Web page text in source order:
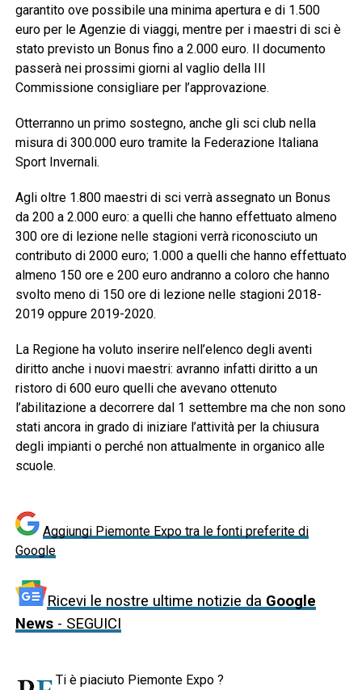
garantito ove possibile una minima apertura e di 1.500
euro per le Agenzie di viaggi, mentre per i maestri di sci è
stato previsto un Bonus fino a 2.000 euro. Il documento
passerà nei prossimi giorni al vaglio della III
Commissione consigliare per l’approvazione.
Otterranno un primo sostegno, anche gli sci club nella
misura di 300.000 euro tramite la Federazione Italiana
Sport Invernali.
Agli oltre 1.800 maestri di sci verrà assegnato un Bonus
da 200 a 2.000 euro: a quelli che hanno effettuato almeno
300 ore di lezione nelle stagioni verrà riconosciuto un
contributo di 2000 euro; 1.000 a quelli che hanno effettuato
almeno 150 ore e 200 euro andranno a coloro che hanno
svolto meno di 150 ore di lezione nelle stagioni 2018-
2019 oppure 2019-2020.
La Regione ha voluto inserire nell’elenco degli aventi
diritto anche i nuovi maestri: avranno infatti diritto a un
ristoro di 600 euro quelli che avevano ottenuto
l’abilitazione a decorrere dal 1 settembre ma che non sono
stati ancora in grado di iniziare l’attività per la chiusura
degli impianti o perché non attualmente in organico alle
scuole.
Aggiungi Piemonte Expo tra le fonti preferite di
Google
Ricevi le nostre ultime notizie da Google
News- SEGUICI
Ti è piaciuto Piemonte Expo ?